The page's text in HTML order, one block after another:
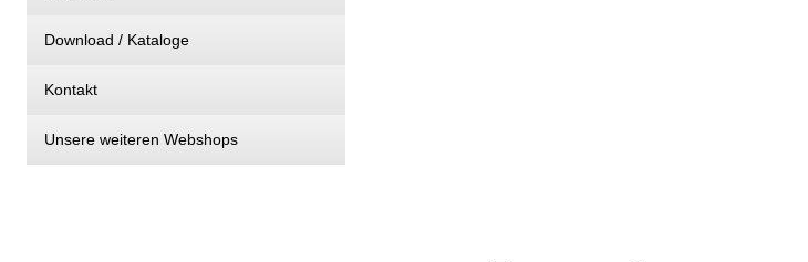
Download / Kataloge
Kontakt
Unsere weiteren Webshops